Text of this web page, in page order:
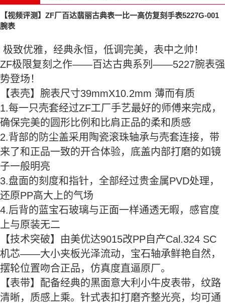
【视频评测】ZF厂百达翡丽古典表一比一高仿复刻手表5227G-001
腕表
极致优雅，经典永恒，低调完美，表中之帅！
ZF极限复刻之作——百达古典系列——5227腕表强
势登场！
【表壳】腕表尺寸39mmX10.2mm 薄而有质
1.每一只壳套经过ZF工厂手艺最好的师傅来完成，
确保完美的圆形比例和比肩正品的柔和质感
2.背部的防尘盖采用陶瓷滚珠轴承与壳套连接，带
来了和正品一致的开合体验，底盖内部打磨的如镜
子一般明亮
3.盘面的刻度和指针，全部经过贵金属PVD处理，
还原PP高大上的气场
4.后背的蓝宝石玻璃与正面一样通透无暇，感官度
上与原装无二
【技术突破】由美优达9015改PP自产Cal.324 SC
机芯——大小夹板光泽流动，宝石轴承鲜艳自然，
摆轮位置吻合正品，仿真度直逼原厂。
【表带】配备经典的黑面意大利小牛皮表带，纹路
清晰，质感上乘。针式表扣打磨齐整光亮，均可通